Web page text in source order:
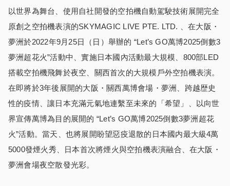
以世界為舞台、使用自社開發的空拍機自動駕駛技術展開完全
原創之空拍機表演的SKYMAGIC LIVE PTE. LTD. 、在大阪・
夢洲於2022年9月25日（日）舉辦的 “Let’s GO萬博2025倒數3
夢洲超花火”活動中、實施日本國內活動最大規模、800部LED
搭載空拍機飛舞於夜空、關西首次的大規模戶外空拍機表演。
在即將於3年後展開的大阪・關西萬博會場・夢洲、跨越歴史
性的疫情、讓日本充滿元氣地連繫至未來的「希望」、以向世
界宣傳萬博為目的展開的 “Let’s GO萬博2025倒數3夢洲超花
火”活動。當天、也將展開盼望惡疫退散的日本國内最大級4萬
5000發煙火秀、日本首次將煙火與空拍機表演融合、在大阪・
夢洲會場夜空散發光彩。